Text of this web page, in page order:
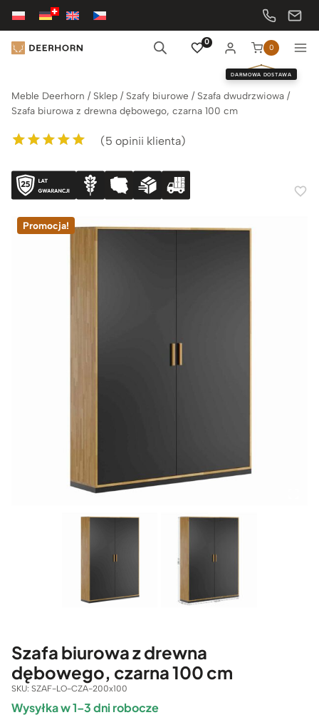
Przejdź
treści
0
0
DARMOWA DOSTAWA
Meble Deerhorn / Sklep / Szafy biurowe / Szafa dwudrzwiowa /
Szafa biurowa z drewna dębowego, czarna 100 cm
5.00na 5 na
podstawie
ocen klientów
(5 opinii klienta)
Promocja!
Szafa biurowa z drewna
dębowego, czarna 100 cm
SKU: SZAF-LO-CZA-200x100
Wysyłka w 1–3 dni robocze